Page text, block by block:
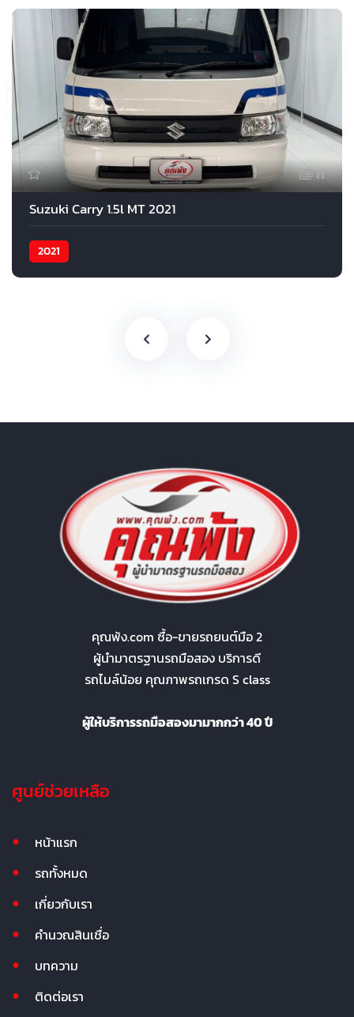
11
Suzuki Carry 1.5l MT 2021
2021
คุณพ้ง.com ซื้อ-ขายรถยนต์มือ 2
ผู้นำมาตรฐานรถมือสอง บริการดี
รถไมล์น้อย คุณภาพรถเกรด S class
ผู้ให้บริการรถมือสองมามากกว่า 40 ปี
ศูนย์ช่วยเหลือ
หน้าแรก
รถทั้งหมด
เกี่ยวกับเรา
คำนวณสินเชื่อ
บทความ
ติดต่อเรา